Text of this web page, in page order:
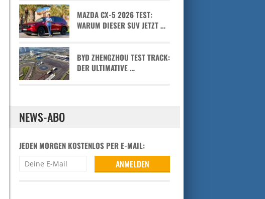
MAZDA CX-5 2026 TEST:
WARUM DIESER SUV JETZT …
BYD ZHENGZHOU TEST TRACK:
DER ULTIMATIVE …
NEWS-ABO
JEDEN MORGEN KOSTENLOS PER E-MAIL: